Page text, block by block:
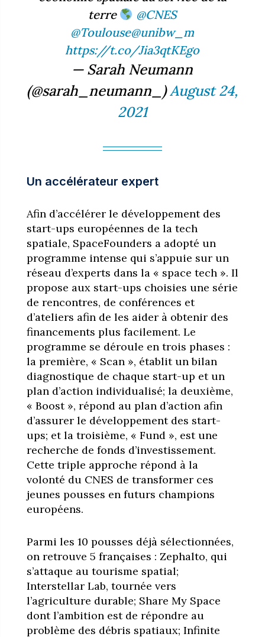
terre
@CNES
@Toulouse@unibw_m
https://t.co/Jia3qtKEgo
— Sarah Neumann
(@sarah_neumann_)August 24,
2021
Un accélérateur expert
Afin d’accélérer le développement des
start-ups européennes de la tech
spatiale, SpaceFounders a adopté un
programme intense qui s’appuie sur un
réseau d’experts dans la « space tech ». Il
propose aux start-ups choisies une série
de rencontres, de conférences et
d’ateliers afin de les aider à obtenir des
financements plus facilement. Le
programme se déroule en trois phases :
la première, « Scan », établit un bilan
diagnostique de chaque start-up et un
plan d’action individualisé; la deuxième,
« Boost », répond au plan d’action afin
d’assurer le développement des start-
ups; et la troisième, « Fund », est une
recherche de fonds d’investissement.
Cette triple approche répond à la
volonté du CNES de transformer ces
jeunes pousses en futurs champions
européens.
Parmi les 10 pousses déjà sélectionnées,
on retrouve 5 françaises : Zephalto, qui
s’attaque au tourisme spatial;
Interstellar Lab, tournée vers
l’agriculture durable; Share My Space
dont l’ambition est de répondre au
problème des débris spatiaux; Infinite